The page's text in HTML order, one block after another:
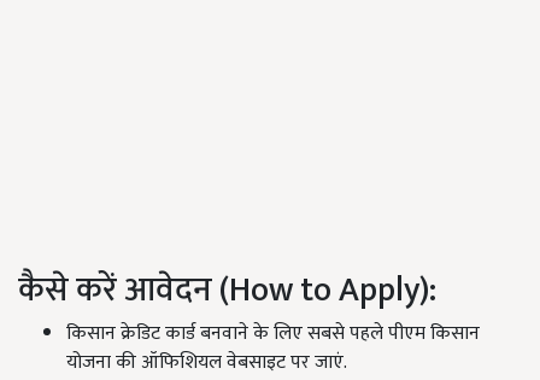
कैसे करें आवेदन (How to Apply):
किसान क्रेडिट कार्ड बनवाने के लिए सबसे पहले पीएम किसान
योजना की ऑफिशियल वेबसाइट पर जाएं.